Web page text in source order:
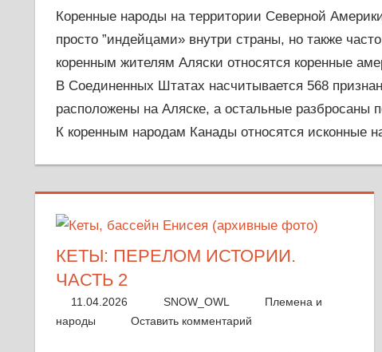
народов.
традиции
знания,
передаваемые
поколение.
Коренные народы на территории Северной
просто ”индейцами» внутри страны, но также
коренным жителям Аляски относятся коренные
В Соединенных Штатах насчитывается 568
расположены на Аляске, а остальные разбросаны
К коренным народам Канады относятся исконные
КЕТЫ: ПЕРЕЛОМ ИСТОРИИ.
ЧАСТЬ 2
11.04.2026 SNOW_OWL
Племена и
народы
Оставить комментарий